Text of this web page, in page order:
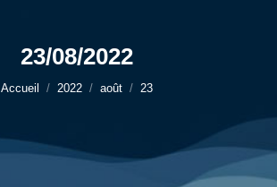
23/08/2022
Vous êtes ici :
Accueil 2022 août 23